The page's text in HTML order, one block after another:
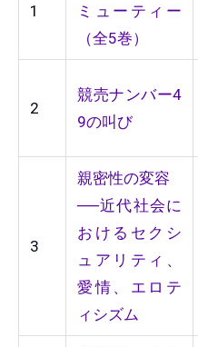
1
ミューティー
（全5巻）
2
競売ナンバー4
9の叫び
3
親密性の変容
──近代社会に
おけるセクシ
ュアリティ、
愛情、エロテ
ィシズム